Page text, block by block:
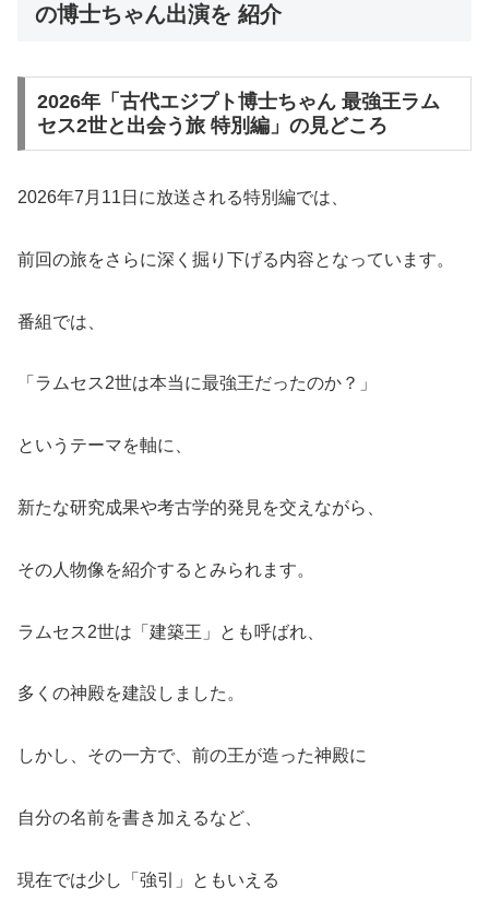
の博士ちゃん出演を 紹介
2026年「古代エジプト博士ちゃん 最強王ラム
セス2世と出会う旅 特別編」の見どころ
2026年7月11日に放送される特別編では、
前回の旅をさらに深く掘り下げる内容となっています。
番組では、
「ラムセス2世は本当に最強王だったのか？」
というテーマを軸に、
新たな研究成果や考古学的発見を交えながら、
その人物像を紹介するとみられます。
ラムセス2世は「建築王」とも呼ばれ、
多くの神殿を建設しました。
しかし、その一方で、前の王が造った神殿に
自分の名前を書き加えるなど、
現在では少し「強引」ともいえる